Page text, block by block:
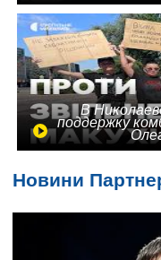
В
поддержку